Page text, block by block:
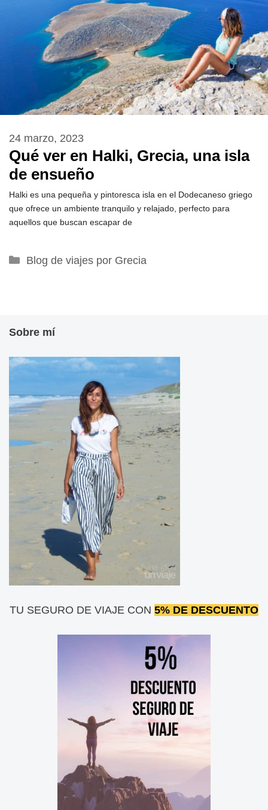
Qué ver en Halki, Grecia, una isla
de ensueño
24 marzo, 2023
Halki es una pequeña y pintoresca isla en el Dodecaneso griego
que ofrece un ambiente tranquilo y relajado, perfecto para
aquellos que buscan escapar de
Categorías
Blog de viajes por Grecia
Sobre mí
TU SEGURO DE VIAJE CON 5% DE DESCUENTO